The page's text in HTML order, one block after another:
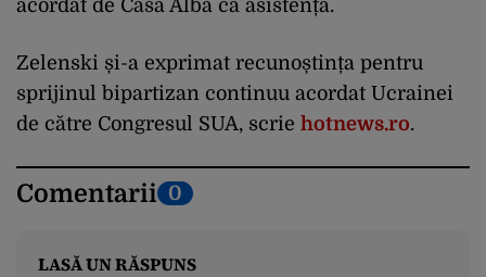
acordat de Casa Albă ca asistență.
Zelenski și-a exprimat recunoștința pentru
sprijinul bipartizan continuu acordat Ucrainei
de către Congresul SUA, scrie hotnews.ro.
Comentarii 0
LASĂ UN RĂSPUNS